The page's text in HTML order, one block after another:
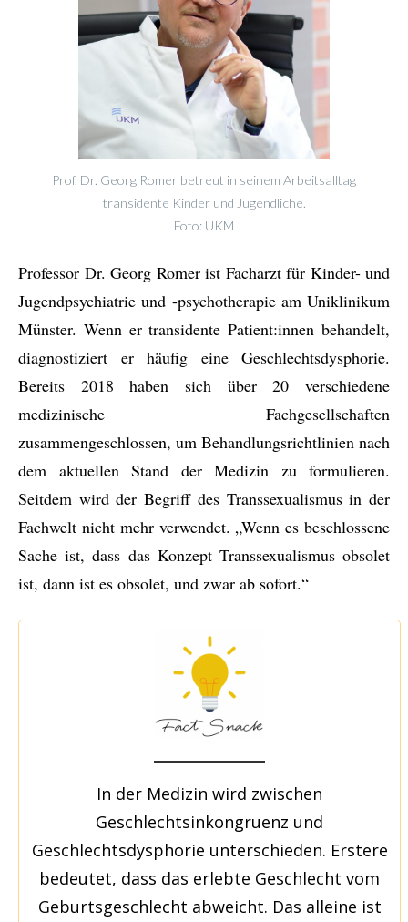
Prof. Dr. Georg Romer betreut in seinem Arbeitsalltag
transidente Kinder und Jugendliche.
Foto: UKM
Professor Dr. Georg Romer ist Facharzt für Kinder- und
Jugendpsychiatrie und -psychotherapie am Uniklinikum
Münster. Wenn er transidente Patient:innen behandelt,
diagnostiziert er häufig eine Geschlechtsdysphorie.
Bereits 2018 haben sich über 20 verschiedene
medizinische Fachgesellschaften
zusammengeschlossen, um Behandlungsrichtlinien nach
dem aktuellen Stand der Medizin zu formulieren.
Seitdem wird der Begriff des Transsexualismus in der
Fachwelt nicht mehr verwendet. „Wenn es beschlossene
Sache ist, dass das Konzept Transsexualismus obsolet
ist, dann ist es obsolet, und zwar ab sofort.“
In der Medizin wird zwischen
Geschlechtsinkongruenz und
Geschlechtsdysphorie unterschieden. Erstere
bedeutet, dass das erlebte Geschlecht vom
Geburtsgeschlecht abweicht. Das alleine ist